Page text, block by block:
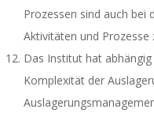
Prozessen sind auch bei
Aktivitäten und Prozesse
Das Institut hat
Komplexität der